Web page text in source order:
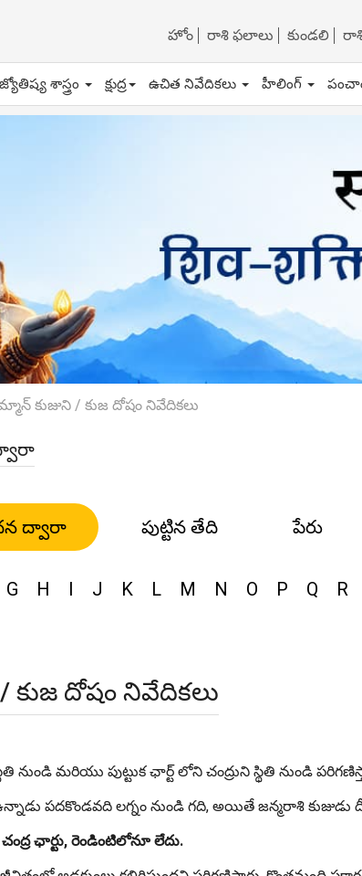
హోం రాశి ఫలాలు కుండలి
జ్యోతిష్య శాస్త్రం క్షుద్ర ఉచిత నివేదికలు హీలింగ్
కుజుని / కుజ దోషం నివేదికలు
ద్వారా పుట్టిన తేది పేరు
G H I J K L M N O P Q R
కుజ దోషం నివేదికలు
మరియు పుట్టుక ఛార్ట్ లోని చంద్రుని స్థితి నుండి
ఉన్నాడు పదకొండవది లగ్నం నుండి గది, అయితే జన్మరాశి
ఛార్టు, రెండింటిలోనూ లేదు.